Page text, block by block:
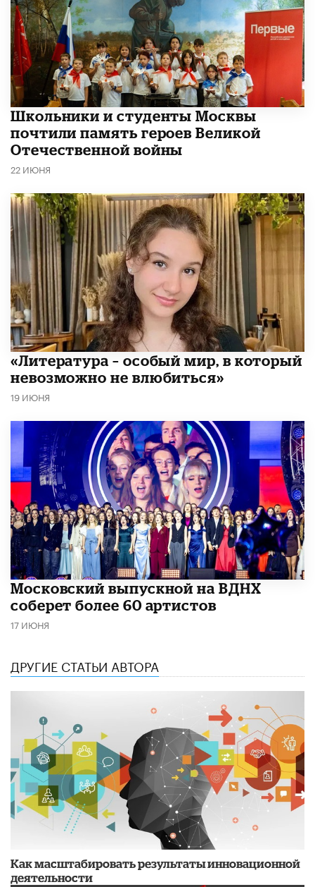
Школьники и студенты Москвы
почтили память героев Великой
Отечественной войны
22 ИЮНЯ
​«Литература – особый мир, в который
невозможно не влюбиться»
19 ИЮНЯ
Московский выпускной на ВДНХ
соберет более 60 артистов
17 ИЮНЯ
ДРУГИЕ СТАТЬИ АВТОРА
Как масштабировать результаты инновационной
деятельности